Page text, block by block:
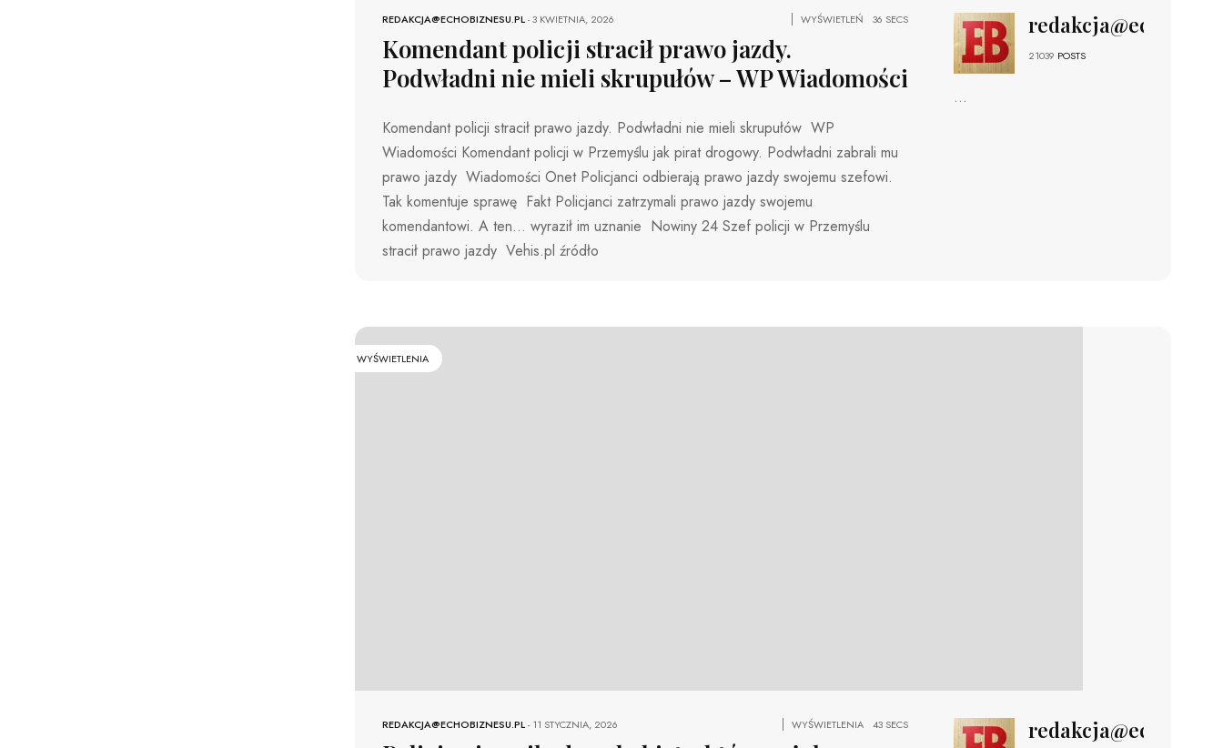
REDAKCJA@ECHOBIZNESU.PL -3 KWIETNIA, 2026 WYŚWIETLEŃ 36 SECS
Komendant policji stracił prawo jazdy.
Podwładni nie mieli skrupułów – WP Wiadomości
Komendant policji stracił prawo jazdy. Podwładni nie mieli skrupułów WP
Wiadomości Komendant policji w Przemyślu jak pirat drogowy. Podwładni zabrali mu
prawo jazdy Wiadomości Onet Policjanci odbierają prawo jazdy swojemu szefowi.
Tak komentuje sprawę Fakt Policjanci zatrzymali prawo jazdy swojemu
komendantowi. A ten… wyraził im uznanie Nowiny 24 Szef policji w Przemyślu
stracił prawo jazdy Vehis.pl źródło
21039 POSTS
...
WYŚWIETLENIA
REDAKCJA@ECHOBIZNESU.PL -11 STYCZNIA, 2026 WYŚWIETLENIA 43 SECS